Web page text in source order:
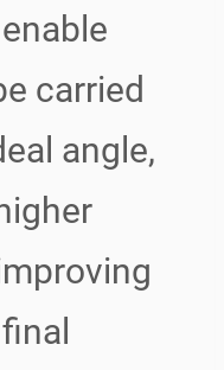
carried
angle,